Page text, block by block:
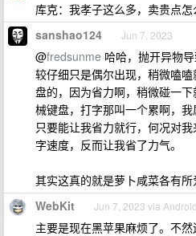
库克：我孝子这么多，卖贵点怎
sanshao124 Jun 7, 2023
@fredsunme 哈哈，抛开异物
较仔细只是偶尔出现，稍微嗑
盘的，因为省力啊，稍微碰一
械键盘，打字那叫一个累啊，
只要能让我省力就行，何况对
字速度，反而让我省了力气。
其实这真的就是萝卜咸菜各有
WebKit Jun 7, 2023 via Android
主要是现在黑苹果麻烦了。不